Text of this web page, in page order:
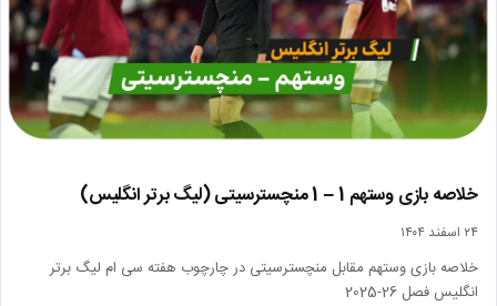
خلاصه بازی وستهم 1 – 1 منچسترسیتی (لیگ برتر انگلیس)
۲۴ اسفند ۱۴۰۴
خلاصه بازی وستهم مقابل منچسترسیتی در چارچوب هفته سی ام لیگ برتر
انگلیس فصل 26-2025